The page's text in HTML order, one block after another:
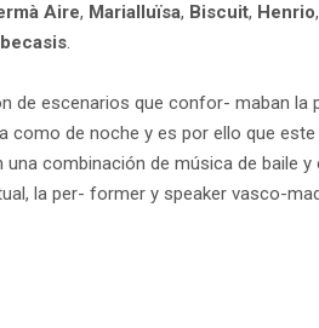
Aire, Marialluïsa, Biscuit, Henrio,
.
de escenarios que confor- maban la
de noche y es por ello que
combinación de música de baile
la per- former y speaker vasco-